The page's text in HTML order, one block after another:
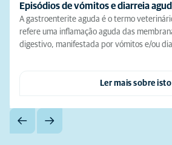
Episódios de vómitos e diarreia
A gastroenterite aguda é o termo
refere uma inflamação aguda das
digestivo, manifestada por vómitos e/ou
Ler mais sobre isto